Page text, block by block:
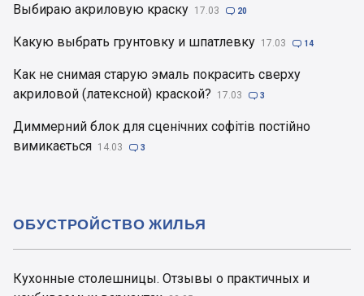
Выбираю акриловую краску 17.03  20
Какую выбрать грунтовку и шпатлевку 17.03  14
Как не снимая старую эмаль покрасить сверху
акриловой (латексной) краской?
17.03  3
Диммерний блок для сценічних софітів постійно
вимикається 14.03  3
Кухонные столешницы. Отзывы о практичных и
ОБУСТРОЙСТВО ЖИЛЬЯ